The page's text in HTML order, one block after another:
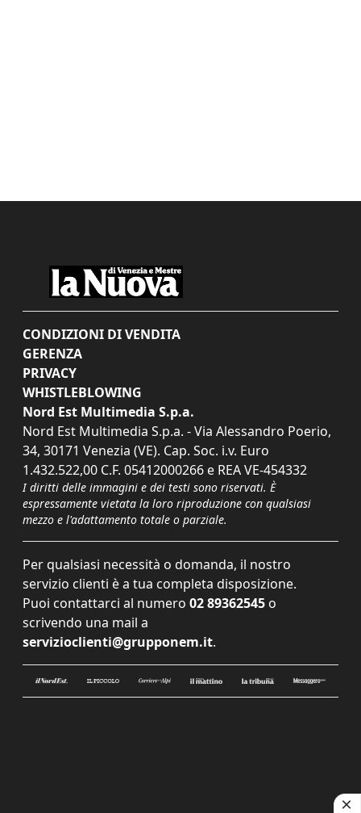
CONDIZIONI DI VENDITA
GERENZA
PRIVACY
WHISTLEBLOWING
Nord Est Multimedia S.p.a.
Nord Est Multimedia S.p.a. - Via Alessandro Poerio,
34, 30171 Venezia (VE). Cap. Soc. i.v. Euro
1.432.522,00 C.F. 05412000266 e REA VE-454332
I diritti delle immagini e dei testi sono riservati. È
espressamente vietata la loro riproduzione con qualsiasi
mezzo e l'adattamento totale o parziale.
Per qualsiasi necessità o domanda, il nostro
servizio clienti è a tua completa disposizione.
Puoi contattarci al numero 02 89362545 o
scrivendo una mail a
servizioclienti@grupponem.it.